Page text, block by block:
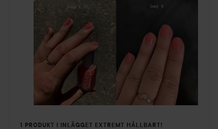
1 PRODUKT I INLÄGGET EXTREMT HÅLLBART!